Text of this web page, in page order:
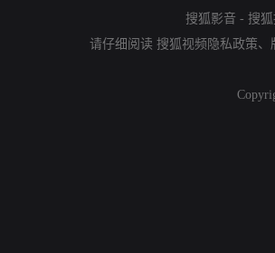
搜狐影音 - 搜
请仔细阅读 搜狐视频隐私政策、